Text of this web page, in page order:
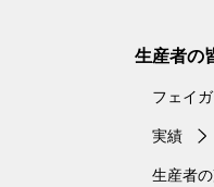
生産者の
フェイ
実績
生産者